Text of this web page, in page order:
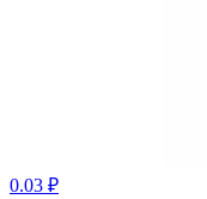
0.03 ₽